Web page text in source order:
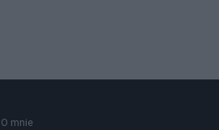
O mnie